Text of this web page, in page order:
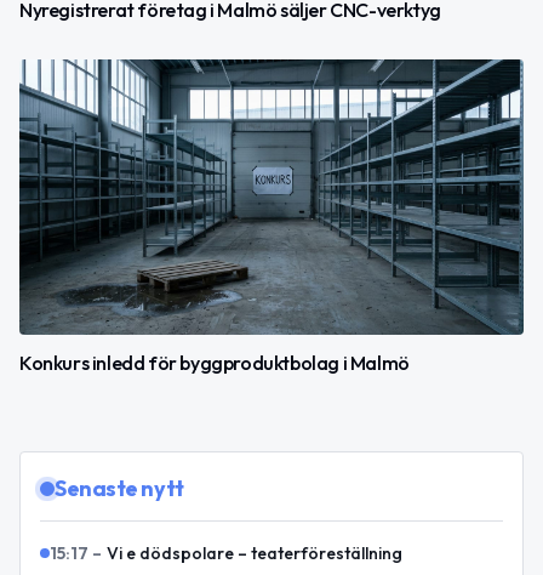
Nyregistrerat företag i Malmö säljer CNC-verktyg
Konkurs inledd för byggproduktbolag i Malmö
Senaste nytt
15:17 – Vi e dödspolare – teaterföreställning